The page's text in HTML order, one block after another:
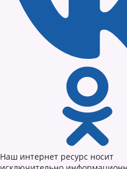
Наш интернет ресурс носит